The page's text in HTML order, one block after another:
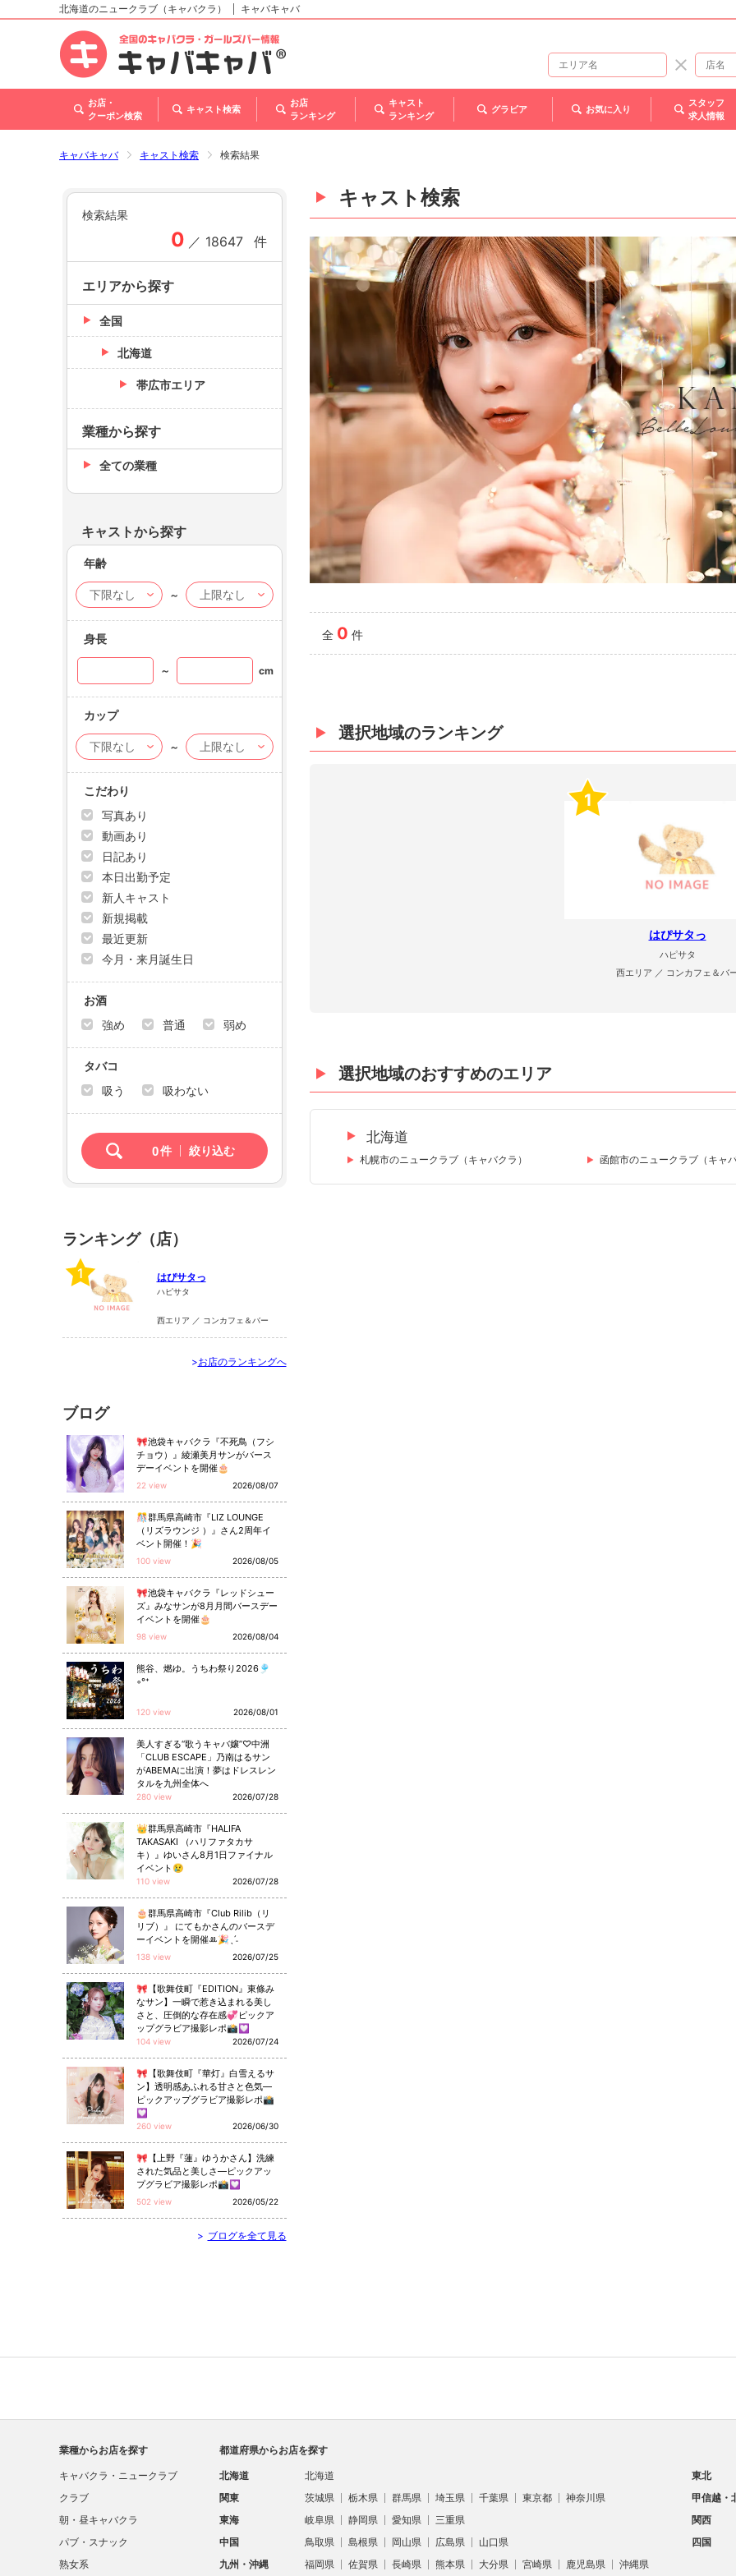
北海道
東北
甲信越・北陸
関西
北海道のニュークラブ（キャバクラ） キャバキャバ
お店・
クーポン検索
キャスト検索
お店
ランキング
キャスト
ランキング
グラビア お気に入り
スタッフ
求人情報
キャバキャバ キャスト検索 検索結果
キャスト検索
華咲 かのん- KANON HANASAKI
全 0 件
選択地域のランキング
1
はぴサタっ
ハピサタ
西エリア ／ コンカフェ＆バ
選択地域のおすすめのエリア
北海道
札幌市のニュークラブ（キャバクラ） 函館市のニュークラブ（キャ
検索結果
0 ／ 18647 件
エリアから探す
全国
北海道
帯広市エリア
業種から探す
全ての業種
キャストから探す
年齢
～
身長
～ cm
カップ
～
こだわり
写真あり
動画あり
日記あり
本日出勤予定
新人キャスト
新規掲載
最近更新
今月・来月誕生日
お酒
強め
普通 弱め
タバコ
吸う
吸わない
0件 絞り込む
ランキング（店）
1 はぴサタっ
ハピサタ
西エリア ／ コンカフェ＆バー
>お店のランキングへ
ブログ
🎀池袋キャバクラ『不死鳥（フシ
チョウ）』綾瀬美月サンがバース
デーイベントを開催🎂
22 view 2026/08/07
🎊群馬県高崎市『LIZ LOUNGE
（リズラウンジ ）』さん2周年イ
ベント開催！🎉
100 view 2026/08/05
🎀池袋キャバクラ『レッドシュー
ズ』みなサンが8月月間バースデー
イベントを開催🎂
98 view 2026/08/04
熊谷、燃ゆ。うちわ祭り2026🎐
◦°⁺
120 view 2026/08/01
美人すぎる“歌うキャバ嬢”♡中洲
「CLUB ESCAPE」乃南はるサン
がABEMAに出演！夢はドレスレン
タルを九州全体へ
280 view 2026/07/28
👑群馬県高崎市『HALIFA
TAKASAKI （ハリファタカサ
キ）』ゆいさん8月1日ファイナル
イベント😢
110 view 2026/07/28
🎂群馬県高崎市『Club Rilib（リ
リブ）』 にてもかさんのバースデ
ーイベントを開催ꔛ🎉ˎˊ˗
138 view 2026/07/25
🎀【歌舞伎町『EDITION』東條み
なサン】一瞬で惹き込まれる美し
さと、圧倒的な存在感💞ピックア
ップグラビア撮影レポ📸💟
104 view 2026/07/24
🎀【歌舞伎町『華灯』白雪えるサ
ン】透明感あふれる甘さと色気—
ピックアップグラビア撮影レポ📸
💟
260 view 2026/06/30
🎀【上野『蓮』ゆうかさん】洗練
された気品と美しさ—ピックアッ
プグラビア撮影レポ📸💟
502 view 2026/05/22
> ブログを全て見る
業種からお店を探す
キャバクラ・ニュークラブ
クラブ
朝・昼キャバクラ
パブ・スナック
熟女系
都道府県からお店を探す
北海道 北海道
東北
関東
茨城県 栃木県 群馬県 埼玉県 千葉県 東京都 神奈川県
甲信越・
東海
岐阜県 静岡県 愛知県 三重県
関西
中国
鳥取県 島根県 岡山県 広島県 山口県
四国
九州・沖縄
福岡県 佐賀県 長崎県 熊本県 大分県 宮崎県 鹿児島県 沖縄県